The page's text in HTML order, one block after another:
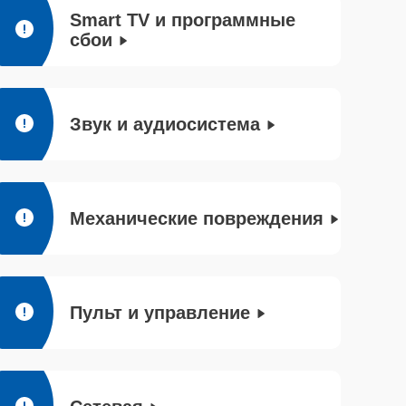
Smart TV и программные
сбои
Звук и аудиосистема
Механические повреждения
Пульт и управление